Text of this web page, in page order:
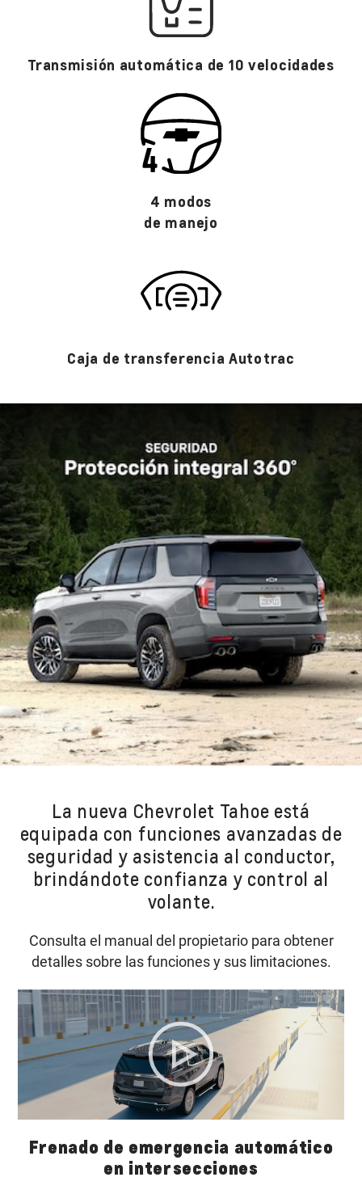
Transmisión automática de 10 velocidades
4 modos
de manejo
Caja de transferencia Autotrac
La nueva Chevrolet Tahoe está
equipada con funciones avanzadas de
seguridad y asistencia al conductor,
brindándote confianza y control al
volante.
Consulta el manual del propietario para obtener
detalles sobre las funciones y sus limitaciones.​
Frenado de emergencia automático
en intersecciones